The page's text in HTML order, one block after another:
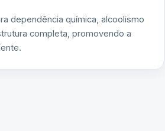
dependência química, alcoolismo
completa, promovendo a